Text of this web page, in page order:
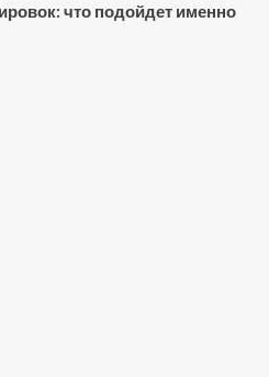
что подойдет именно